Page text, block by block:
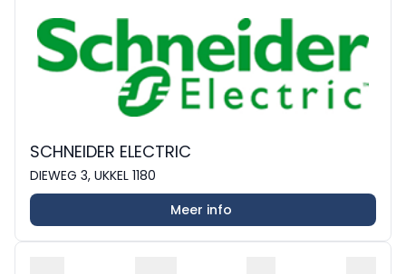
SCHNEIDER ELECTRIC
DIEWEG 3, UKKEL 1180
Meer info